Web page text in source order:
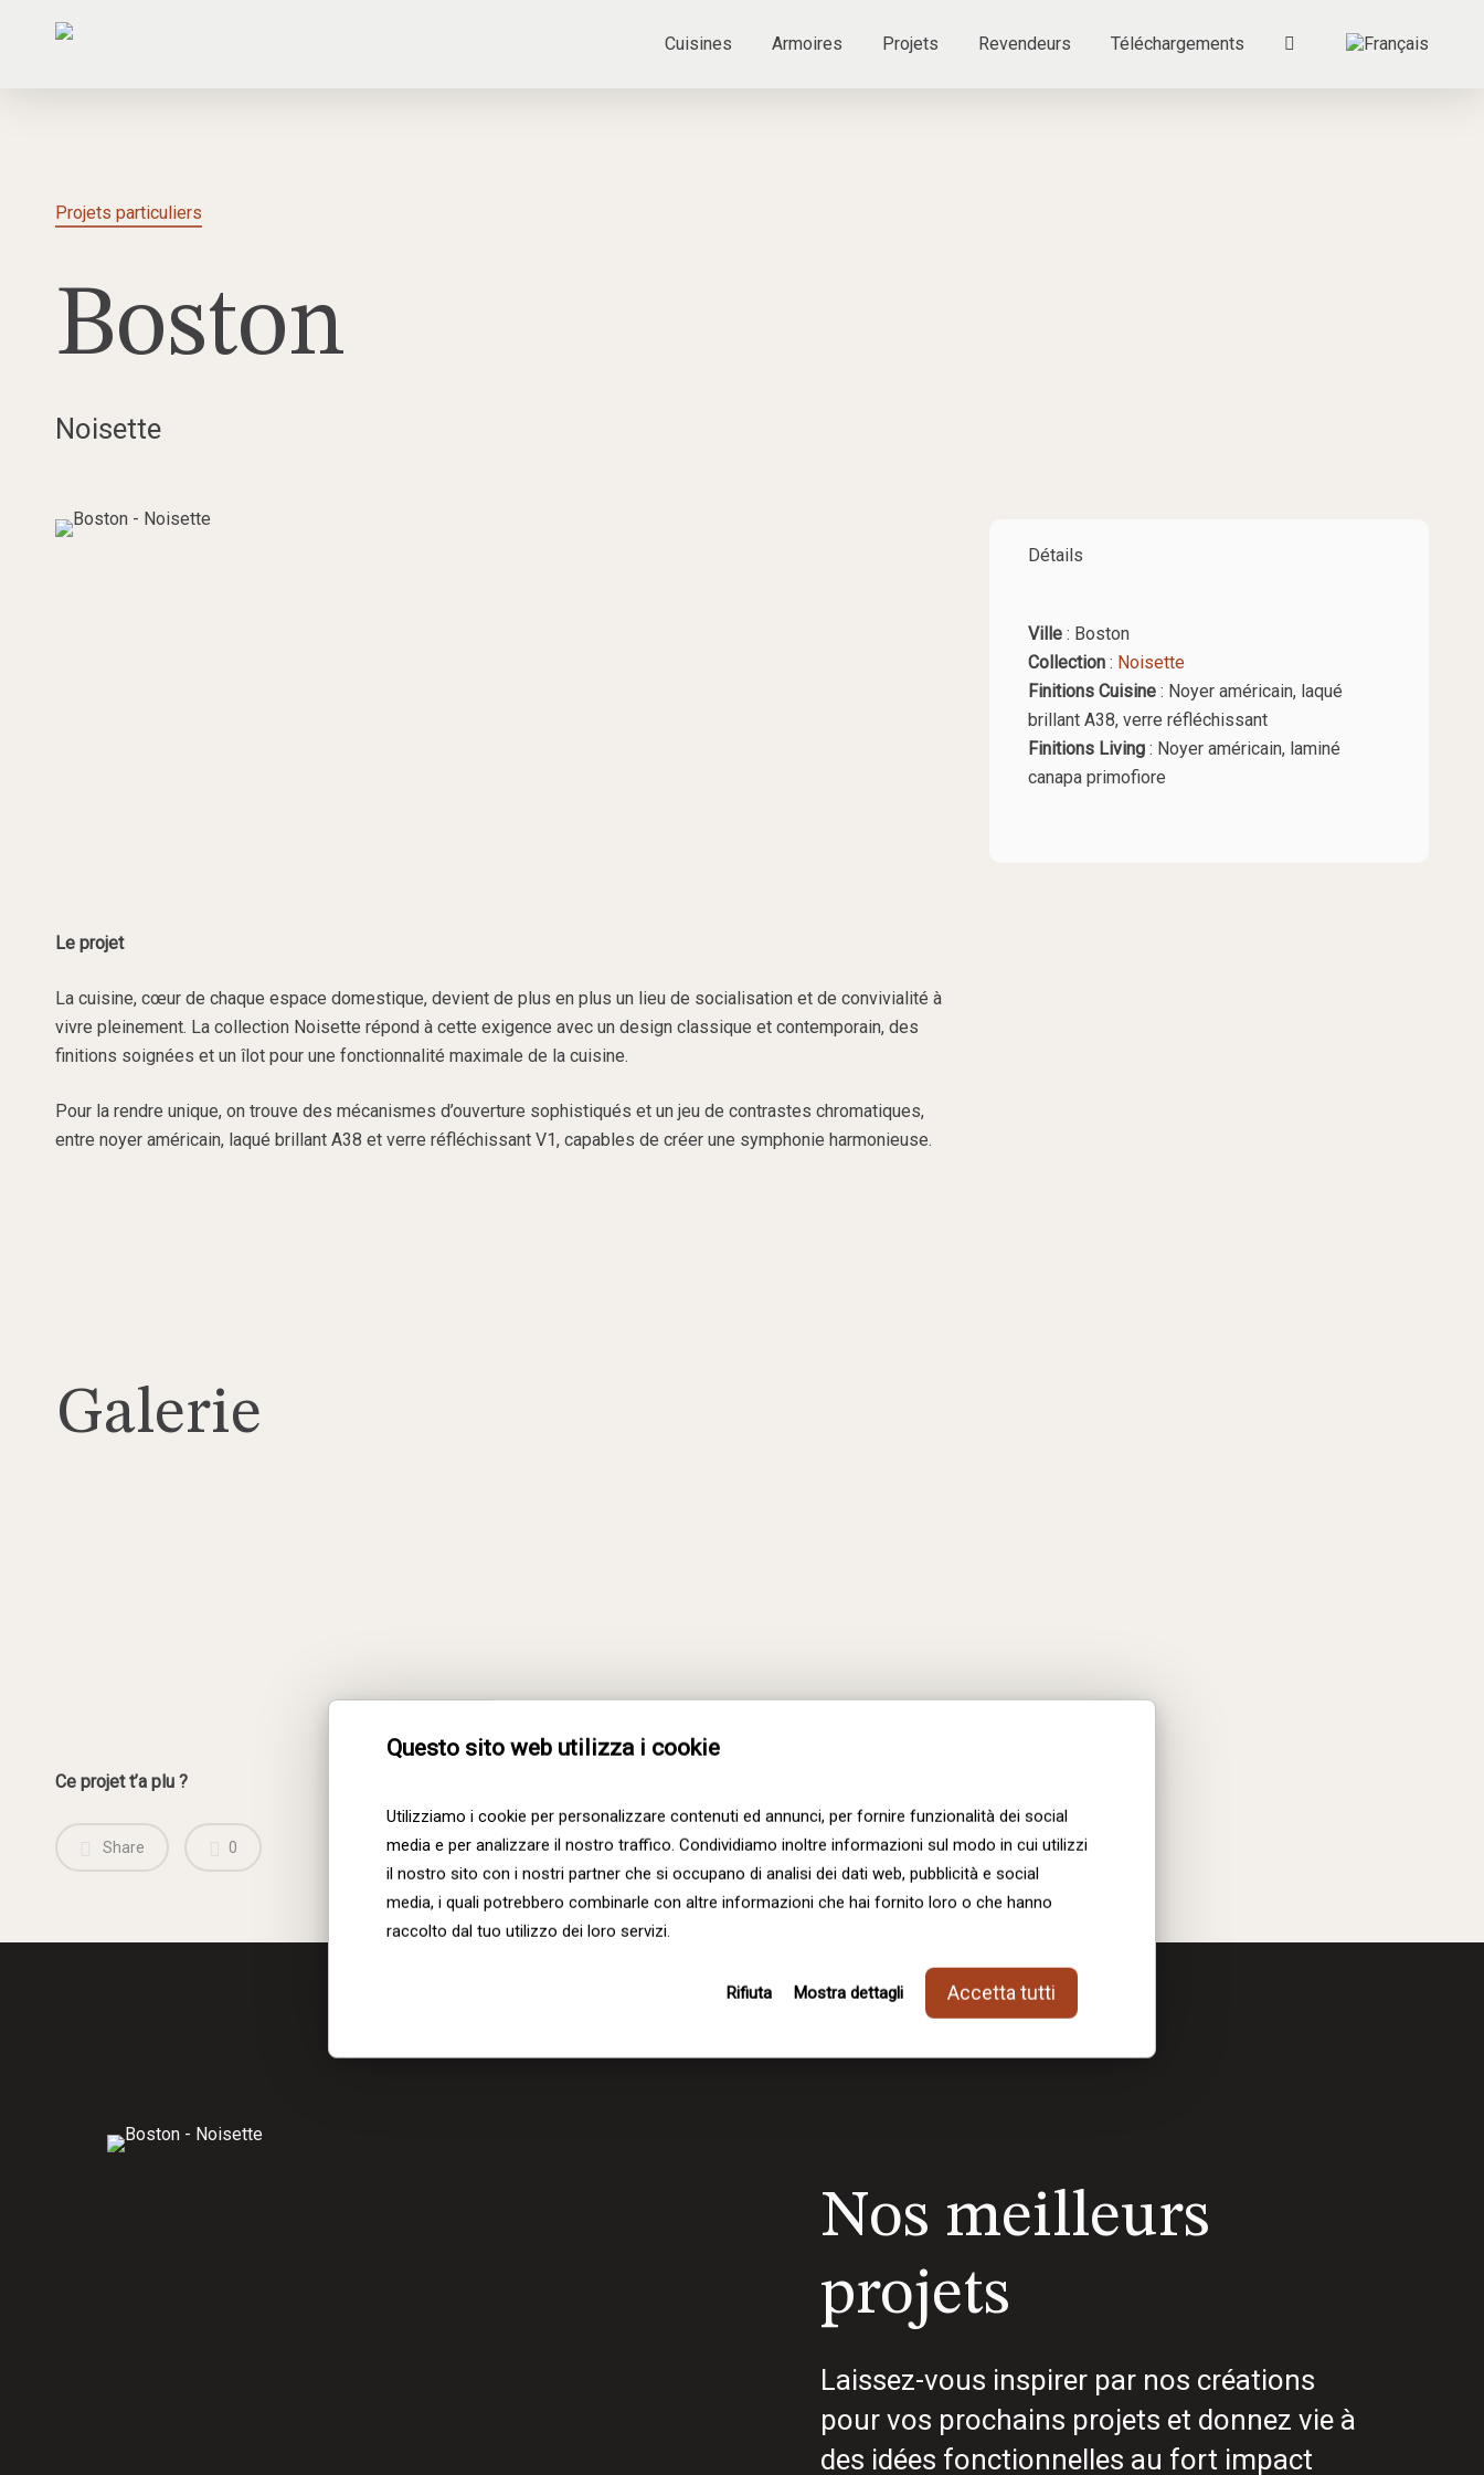
Questo sito web utilizza i cookie
Utilizziamo i cookie per personalizzare contenuti ed annunci, per fornire funzionalità dei social
media e per analizzare il nostro traffico. Condividiamo inoltre informazioni sul modo in cui utilizzi
il nostro sito con i nostri partner che si occupano di analisi dei dati web, pubblicità e social
media, i quali potrebbero combinarle con altre informazioni che hai fornito loro o che hanno
raccolto dal tuo utilizzo dei loro servizi.
Rifiuta Mostra dettagli Accetta tutti
Cuisines Armoires Projets Revendeurs Téléchargements
Projets particuliers
Boston
Noisette
Détails
Ville : Boston
Collection : Noisette
Finitions Cuisine : Noyer américain, laqué
brillant A38, verre réfléchissant
Finitions Living : Noyer américain, laminé
canapa primofiore
Le projet
La cuisine, cœur de chaque espace domestique, devient de plus en plus un lieu de socialisation et de convivialité à
vivre pleinement. La collection Noisette répond à cette exigence avec un design classique et contemporain, des
finitions soignées et un îlot pour une fonctionnalité maximale de la cuisine.
Pour la rendre unique, on trouve des mécanismes d’ouverture sophistiqués et un jeu de contrastes chromatiques,
entre noyer américain, laqué brillant A38 et verre réfléchissant V1, capables de créer une symphonie harmonieuse.
Galerie
Ce projet t’a plu ?
Share 0
Nos meilleurs
projets
Laissez-vous inspirer par nos créations
pour vos prochains projets et donnez vie à
des idées fonctionnelles au fort impact